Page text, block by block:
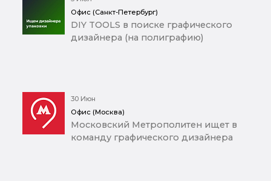
Офис (Санкт-Петербург)
DIY TOOLS в поиске графического
дизайнера (на полиграфию)
30 Июн
Офис (Москва)
Московский Метрополитен ищет в
команду графического дизайнера